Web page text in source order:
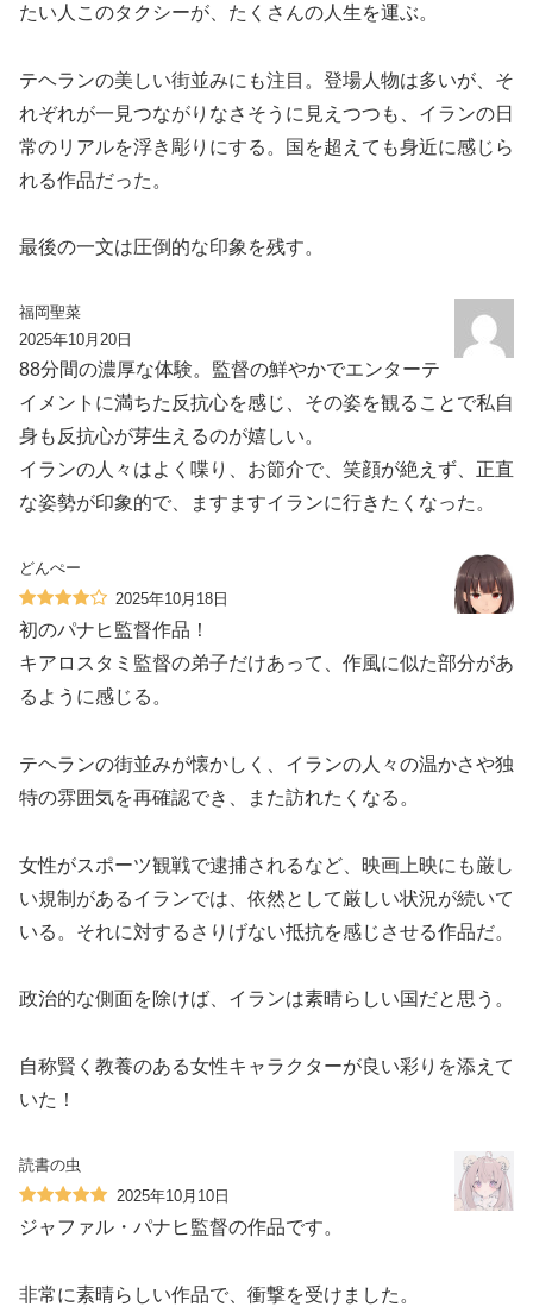
たい人このタクシーが、たくさんの人生を運ぶ。
テヘランの美しい街並みにも注目。登場人物は多いが、そ
れぞれが一見つながりなさそうに見えつつも、イランの日
常のリアルを浮き彫りにする。国を超えても身近に感じら
れる作品だった。
最後の一文は圧倒的な印象を残す。
福岡聖菜
2025年10月20日
88分間の濃厚な体験。監督の鮮やかでエンターテ
イメントに満ちた反抗心を感じ、その姿を観ることで私自
身も反抗心が芽生えるのが嬉しい。
イランの人々はよく喋り、お節介で、笑顔が絶えず、正直
な姿勢が印象的で、ますますイランに行きたくなった。
どんぺー
2025年10月18日
初のパナヒ監督作品！
キアロスタミ監督の弟子だけあって、作風に似た部分があ
るように感じる。
テヘランの街並みが懐かしく、イランの人々の温かさや独
特の雰囲気を再確認でき、また訪れたくなる。
女性がスポーツ観戦で逮捕されるなど、映画上映にも厳し
い規制があるイランでは、依然として厳しい状況が続いて
いる。それに対するさりげない抵抗を感じさせる作品だ。
政治的な側面を除けば、イランは素晴らしい国だと思う。
自称賢く教養のある女性キャラクターが良い彩りを添えて
いた！
読書の虫
2025年10月10日
ジャファル・パナヒ監督の作品です。
非常に素晴らしい作品で、衝撃を受けました。